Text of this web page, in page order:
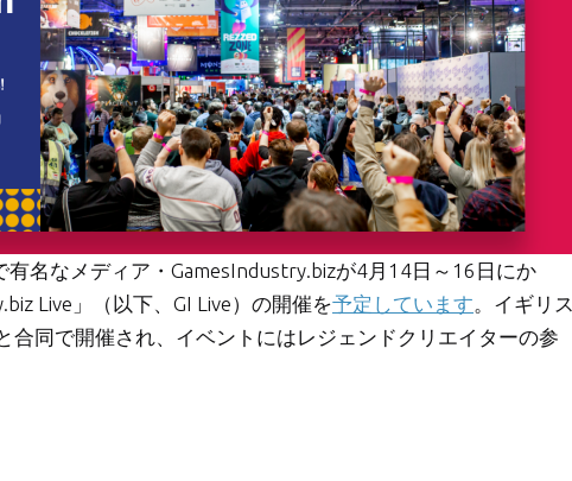
名なメディア・GamesIndustry.bizが4月14日～16日にか
Live」（以下、GI Live）の開催を予定しています。イギリス
合同で開催され、イベントにはレジェンドクリエイターの参